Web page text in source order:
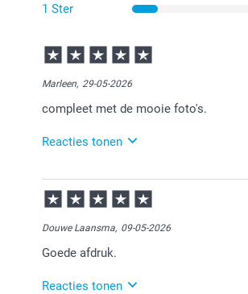
1 Ster
Marleen, 29-05-2026
compleet met de mooie foto's.
Reacties tonen
01-06-2026
13:24
Veel plezier van de mooie foto's!
Douwe Laansma, 09-05-2026
Goede afdruk.
Reacties tonen